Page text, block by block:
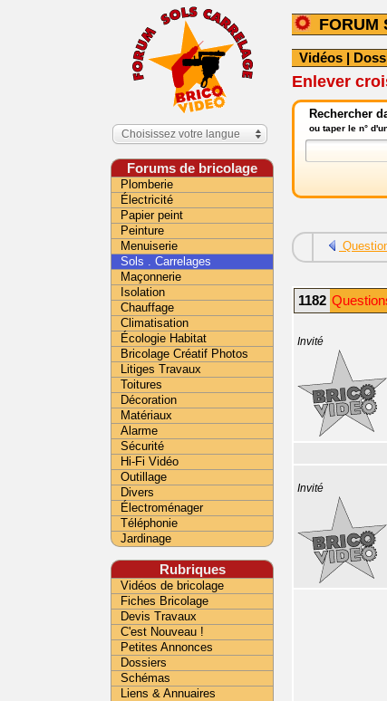
FORUM
Vidéos |
Enlever
Rechercher
ou taper le n°
1182
Invité
Invité
Choisissez votre langue
Forums de bricolage
Plomberie
Électricité
Papier peint
Peinture
Menuiserie
Sols . Carrelages
Maçonnerie
Isolation
Chauffage
Climatisation
Écologie Habitat
Bricolage Créatif Photos
Litiges Travaux
Toitures
Décoration
Matériaux
Alarme
Sécurité
Hi-Fi Vidéo
Outillage
Divers
Électroménager
Téléphonie
Jardinage
Rubriques
Vidéos de bricolage
Fiches Bricolage
Devis Travaux
C'est Nouveau !
Petites Annonces
Dossiers
Schémas
Liens & Annuaires